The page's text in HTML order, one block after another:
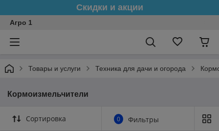
Скидки и акции
Агро 1
Товары и услуги Техника для дачи и огорода
Кормоизмельчители
Сортировка 0 Фильтры